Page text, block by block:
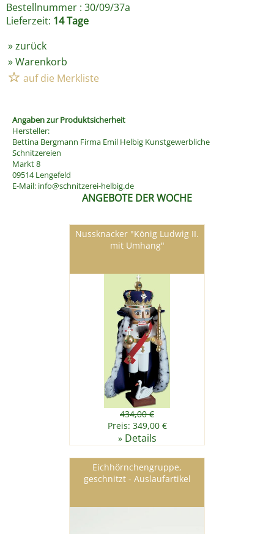
Bestellnummer : 30/09/37a
Lieferzeit: 14 Tage
»zurück
»Warenkorb
Angaben zur Produktsicherheit
Hersteller:
Bettina Bergmann Firma Emil Helbig Kunstgewerbliche
Schnitzereien
Markt 8
09514 Lengefeld
E-Mail: info@schnitzerei-helbig.de
ANGEBOTE DER WOCHE
Nussknacker "König Ludwig II.
mit Umhang"
434,00 €
Preis: 349,00 €
» Details
Eichhörnchengruppe,
geschnitzt - Auslaufartikel